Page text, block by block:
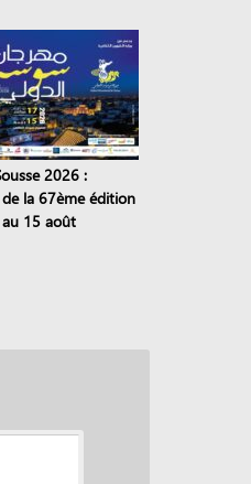
2026 :
la 67ème édition
15 août